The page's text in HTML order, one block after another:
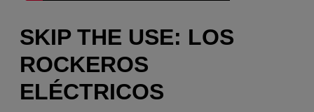
SKIP THE USE: LOS
ROCKEROS
ELÉCTRICOS